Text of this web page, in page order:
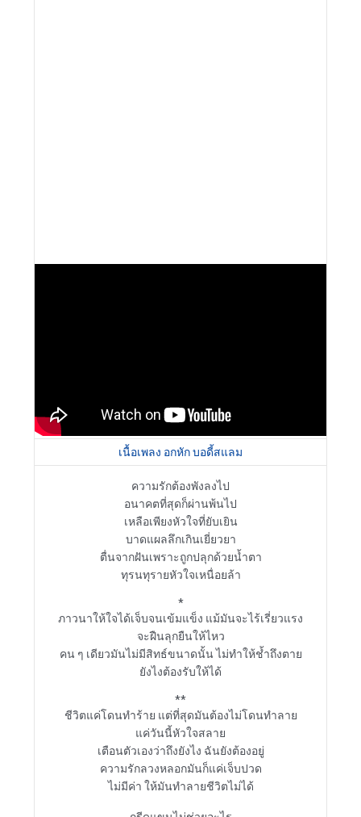
เนื้อเพลง อกหัก บอดี้สแลม
ความรักต้องพังลงไป
อนาคตที่สุดก็ผ่านพ้นไป
เหลือเพียงหัวใจที่ยับเยิน
บาดแผลลึกเกินเยี่ยวยา
ตื่นจากฝันเพราะถูกปลุกด้วยน้ำตา
ทุรนทุรายหัวใจเหนื่อยล้า
*
ภาวนาให้ใจได้เจ็บจนเข้มแข็ง แม้มันจะไร้เรี่ยวแรง
จะฝืนลุกยืนให้ไหว
คน ๆ เดียวมันไม่มีสิทธ์ขนาดนั้น ไม่ทำให้ช้ำถึงตาย
ยังไงต้องรับให้ได้
**
ชีวิตแค่โดนทำร้าย แต่ที่สุดมันต้องไม่โดนทำลาย
แค่วันนี้หัวใจสลาย
เตือนตัวเองว่าถึงยังไง ฉันยังต้องอยู่
ความรักลวงหลอกมันก็แค่เจ็บปวด
ไม่มีค่า ให้มันทำลายชีวิตไม่ได้